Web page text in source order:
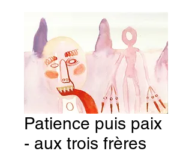
Patience puis paix
- aux trois frères